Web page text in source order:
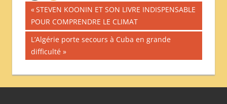
Navigation
de
l’article
Publication
précédente :
STEVEN KOONIN ET SON LIVRE INDISPENSABLE
POUR COMPRENDRE LE CLIMAT
Publication
suivante :
L’Algérie porte secours à Cuba en grande
difficulté